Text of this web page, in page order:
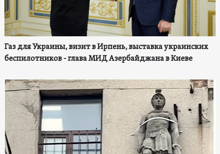
Газ для Украины, визит в Ирпень, выставка украинских
беспилотников - глава МИД Азербайджана в Киеве